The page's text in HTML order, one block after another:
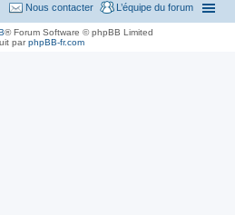
L’équipe du forum
Nous contacter
® Forum Software © phpBB Limited
parphpBB-fr.com